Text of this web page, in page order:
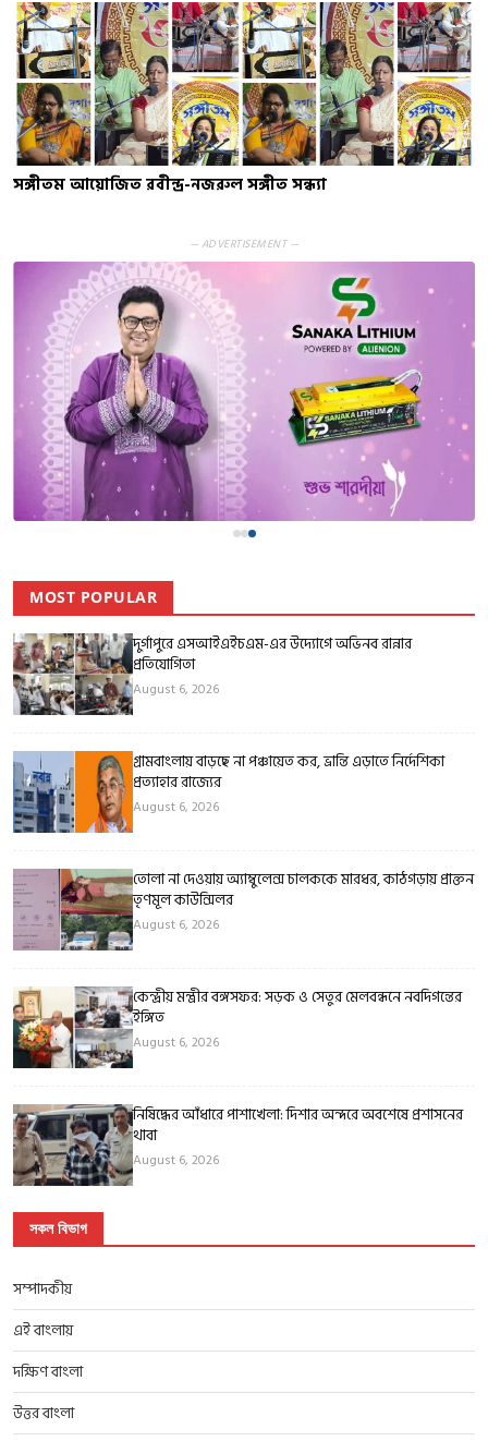
সঙ্গীতম আয়োজিত রবীন্দ্র-নজরুল সঙ্গীত সন্ধ্যা
— ADVERTISEMENT —
MOST POPULAR
দুর্গাপুরে এসআইএইচএম-এর উদ্যোগে অভিনব রান্নার
প্রতিযোগিতা
August 6, 2026
গ্রামবাংলায় বাড়ছে না পঞ্চায়েত কর, ভ্রান্তি এড়াতে নির্দেশিকা
প্রত্যাহার রাজ্যের
August 6, 2026
তোলা না দেওয়ায় অ্যাম্বুলেন্স চালককে মারধর, কাঠগড়ায় প্রাক্তন
তৃণমূল কাউন্সিলর
August 6, 2026
কেন্দ্রীয় মন্ত্রীর বঙ্গসফর: সড়ক ও সেতুর মেলবন্ধনে নবদিগন্তের
ইঙ্গিত
August 6, 2026
নিষিদ্ধের আঁধারে পাশাখেলা: দিশার অন্দরে অবশেষে প্রশাসনের
থাবা
August 6, 2026
সকল বিভাগ
সম্পাদকীয়
এই বাংলায়
দক্ষিণ বাংলা
উত্তর বাংলা